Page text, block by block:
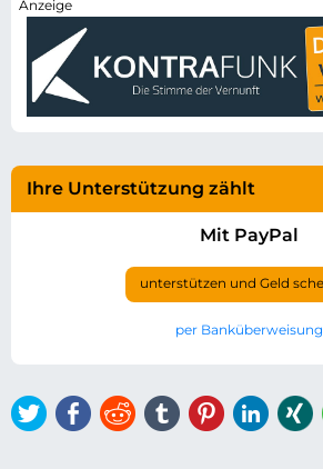
Ihre Unterstützung zählt
Mit PayPal
unterstützen und Geld
per Banküberweisung
TwitterFacebook
ReddittumblrPinterest